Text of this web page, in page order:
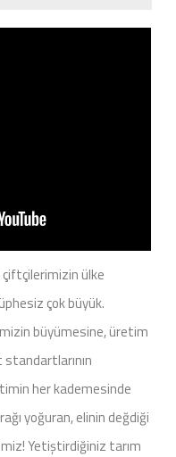
çiftçilerimizin ülke
çok büyük.
büyümesine, üretim
standartlarının
her kademesinde
yoğuran, elinin değdiği
Yetiştirdiğiniz tarım